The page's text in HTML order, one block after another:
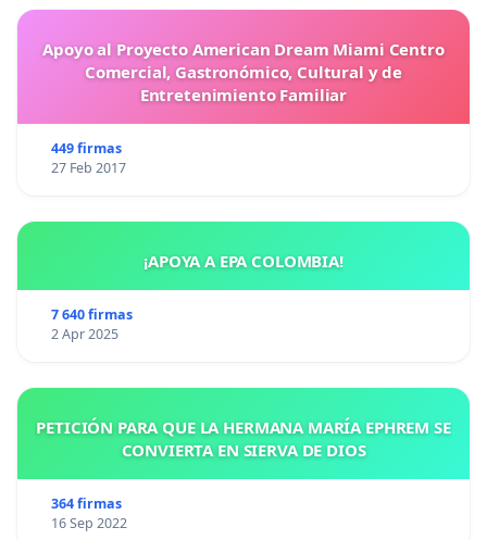
Apoyo al Proyecto American Dream Miami Centro
Comercial, Gastronómico, Cultural y de
Entretenimiento Familiar
449 firmas
27 Feb 2017
¡APOYA A EPA COLOMBIA!
7 640 firmas
2 Apr 2025
PETICIÓN PARA QUE LA HERMANA MARÍA EPHREM SE
CONVIERTA EN SIERVA DE DIOS
364 firmas
16 Sep 2022